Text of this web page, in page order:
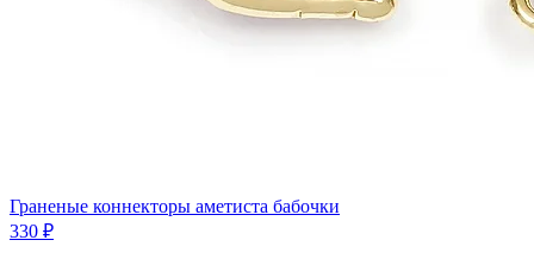
Граненые коннекторы аметиста бабочки
330 ₽